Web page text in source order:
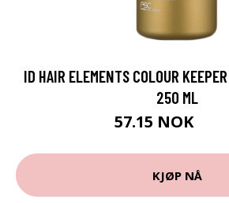
ID HAIR ELEMENTS COLOUR
250 ML
57.15 NOK
KJØP NÅ